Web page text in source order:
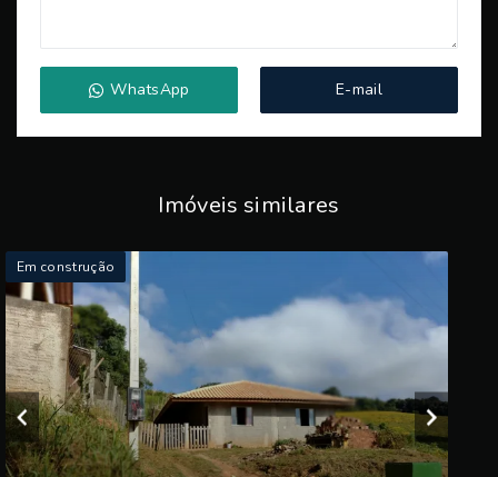
WhatsApp E-mail
Imóveis similares
Em construção